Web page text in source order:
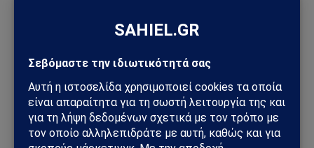
Βάρβαροι, ντροπή σας
Το ιστορικό πρωτοσέλιδο της βρετανικής «Sun», 5
Aυγούστου 1974, που ενοχλεί τόσο πολύ τους
Τούρκους. Ο ανταποκριτής στην Κύπρο, Ian Walker,